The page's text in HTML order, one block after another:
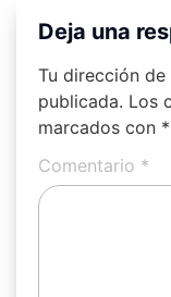
Deja una
Tu dirección
publicada. Los
marcados con *
Comentario *